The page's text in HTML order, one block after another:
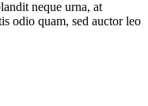
neque urna, at
odio quam, sed auctor leo